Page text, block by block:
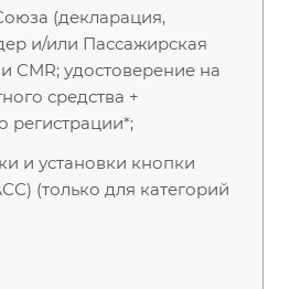
(декларация,
и/или Пассажирская
CMR; удостоверение на
средства +
регистрации*;
и установки кнопки
(только для категорий